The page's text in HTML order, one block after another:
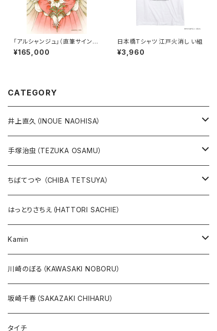
「アルシャンジュ」（直筆サイン入
り）
¥165,000
日本橋Tシャツ 江戸火消し い組
¥3,960
CATEGORY
井上直久（INOUE NAOHISA）
人気作品TOP10
版画
10万未満
20万未満
本、カレンダー
イバラード新作版画2026
手塚治虫（TEZUKA OSAMU）
版画
鉄腕アトム
ジャングル大帝
人気作品TOP10
ちばてつや （CHIBA TETSUYA）
版画
あしたのジョー
その他
人気作品TOP5
はっとりさちえ（HATTORI SACHIE）
Kamin
版画
川崎のぼる（KAWASAKI NOBORU）
坂崎千春（SAKAZAKI CHIHARU）
タイチ